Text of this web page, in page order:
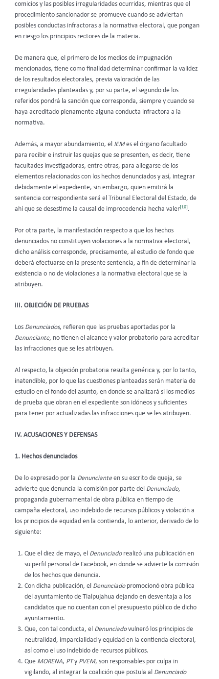
comicios y las posibles irregularidades ocurridas, mientras que el
procedimiento sancionador se promueve cuando se adviertan
posibles conductas infractoras a la normativa electoral, que pongan
en riesgo los principios rectores de la materia.
De manera que, el primero de los medios de impugnación
mencionados, tiene como finalidad determinar confirmar la validez
de los resultados electorales, previa valoración de las
irregularidades planteadas y, por su parte, el segundo de los
referidos pondrá la sanción que corresponda, siempre y cuando se
haya acreditado plenamente alguna conducta infractora a la
normativa.
Además, a mayor abundamiento, el IEMes el órgano facultado
para recibir e instruir las quejas que se presenten, es decir, tiene
facultades investigadoras, entre otras, para allegarse de los
elementos relacionados con los hechos denunciados y así, integrar
debidamente el expediente, sin embargo, quien emitirá la
sentencia correspondiente será el Tribunal Electoral del Estado, de
ahí que se desestime la causal de improcedencia hecha valer[10].
Por otra parte, la manifestación respecto a que los hechos
denunciados no constituyen violaciones a la normativa electoral,
dicho análisis corresponde, precisamente, al estudio de fondo que
deberá efectuarse en la presente sentencia, a fin de determinar la
existencia o no de violaciones a la normativa electoral que se la
atribuyen.
III. OBJECIÓN DE PRUEBAS
Los Denunciados, refieren que las pruebas aportadas por la
Denunciante, no tienen el alcance y valor probatorio para acreditar
las infracciones que se les atribuyen.
Al respecto, la objeción probatoria resulta genérica y, por lo tanto,
inatendible, por lo que las cuestiones planteadas serán materia de
estudio en el fondo del asunto, en donde se analizará si los medios
de prueba que obran en el expediente son idóneos y suficientes
para tener por actualizadas las infracciones que se les atribuyen.
IV. ACUSACIONES Y DEFENSAS
1. Hechos denunciados
De lo expresado por la Denuncianteen su escrito de queja, se
advierte que denuncia la comisión por parte del Denunciado,
propaganda gubernamental de obra pública en tiempo de
campaña electoral, uso indebido de recursos públicos y violación a
los principios de equidad en la contienda, lo anterior, derivado de lo
siguiente:
Que el diez de mayo, el Denunciado realizó una publicación en
su perfil personal de Facebook, en donde se advierte la comisión
de los hechos que denuncia.
Con dicha publicación, el Denunciado promocionó obra pública
del ayuntamiento de Tlalpujahua dejando en desventaja a los
candidatos que no cuentan con el presupuesto público de dicho
ayuntamiento.
Que, con tal conducta, el Denunciadovulneró los principios de
neutralidad, imparcialidad y equidad en la contienda electoral,
así como el uso indebido de recursos públicos.
Que MORENA, PTy PVEM, son responsables por culpa in
vigilando, al integrar la coalición que postula al Denunciado